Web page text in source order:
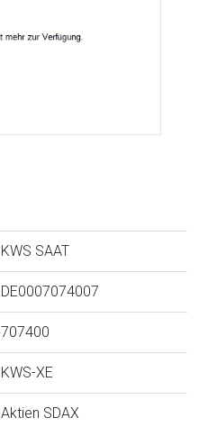
KWS SAAT
DE0007074007
707400
KWS-XE
Aktien SDAX